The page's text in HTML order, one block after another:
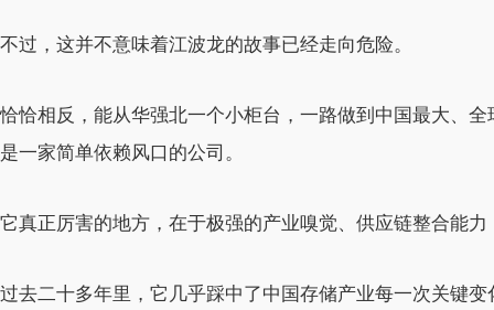
不过，这并不意味着江波龙的故事已经走向危险。
恰恰相反，能从华强北一个小柜台，一路做到中国最大、
是一家简单依赖风口的公司。
它真正厉害的地方，在于极强的产业嗅觉、供应链整合能
过去二十多年里，它几乎踩中了中国存储产业每一次关键